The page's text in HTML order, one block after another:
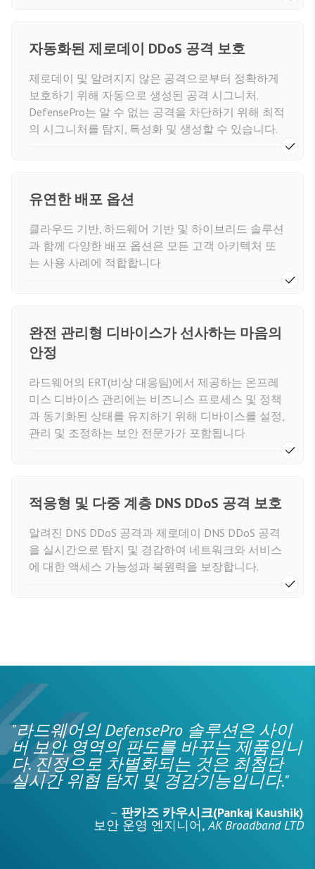
자동화된 제로데이 DDoS 공격 보호
제로데이 및 알려지지 않은 공격으로부터 정확하게
보호하기 위해 자동으로 생성된 공격 시그니처.
DefensePro는 알 수 없는 공격을 차단하기 위해 최적
의 시그니처를 탐지, 특성화 및 생성할 수 있습니다.
유연한 배포 옵션
클라우드 기반, 하드웨어 기반 및 하이브리드 솔루션
과 함께 다양한 배포 옵션은 모든 고객 아키텍처 또
는 사용 사례에 적합합니다
완전 관리형 디바이스가 선사하는 마음의
안정
라드웨어의 ERT(비상 대응팀)에서 제공하는 온프레
미스 디바이스 관리에는 비즈니스 프로세스 및 정책
과 동기화된 상태를 유지하기 위해 디바이스를 설정,
관리 및 조정하는 보안 전문가가 포함됩니다
적응형 및 다중 계층 DNS DDoS 공격 보호
알려진 DNS DDoS 공격과 제로데이 DNS DDoS 공격
을 실시간으로 탐지 및 경감하여 네트워크와 서비스
에 대한 액세스 가능성과 복원력을 보장합니다.
"라드웨어의 DefensePro 솔루션은 사이
버 보안 영역의 판도를 바꾸는 제품입니
다. 진정으로 차별화되는 것은 최첨단
실시간 위협 탐지 및 경감기능입니다."
– 판카즈 카우시크(Pankaj Kaushik)
보안 운영 엔지니어,AK Broadband LTD